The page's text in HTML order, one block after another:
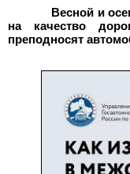
Весной и
на качество
преподносят